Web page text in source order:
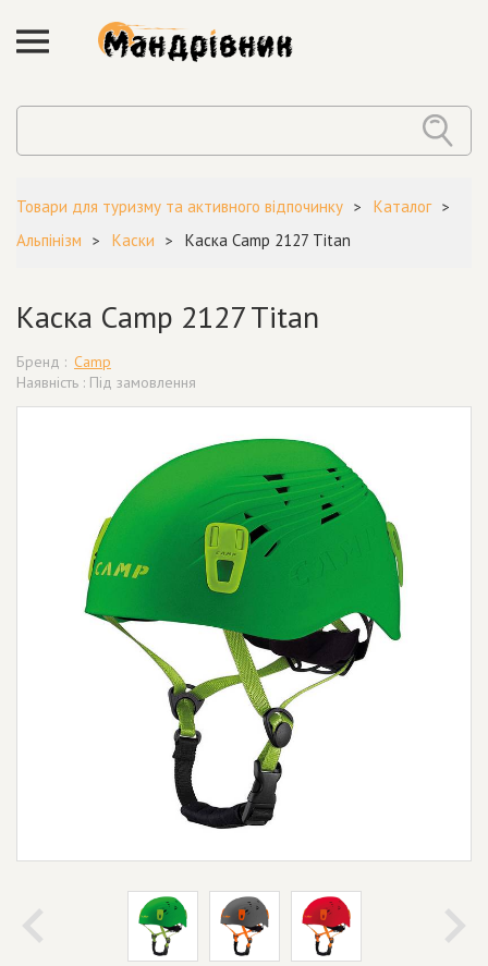
Товари для туризму та активного відпочинку
Каталог
Альпінізм
Каски Каска Camp 2127 Titan
Каска Camp 2127 Titan
Бренд : Camp
Наявність : Під замовлення